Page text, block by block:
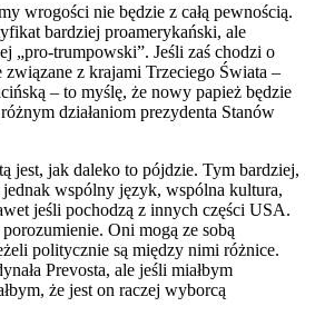
wrogości nie będzie z całą pewnością.
bardziej proamerykański, ale
„pro-trumpowski”. Jeśli zaś chodzi o
z krajami Trzeciego Świata –
– to myślę, że nowy papież będzie
działaniom prezydenta Stanów
jest, jak daleko to pójdzie. Tym bardziej,
wspólny język, wspólna kultura,
jeśli pochodzą z innych części USA.
Oni mogą ze sobą
politycznie są między nimi różnice.
Prevosta, ale jeśli miałbym
że jest on raczej wyborcą